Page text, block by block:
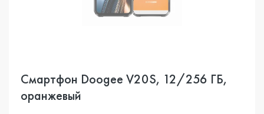
Смартфон Doogee V20S, 12/256 ГБ,
оранжевый